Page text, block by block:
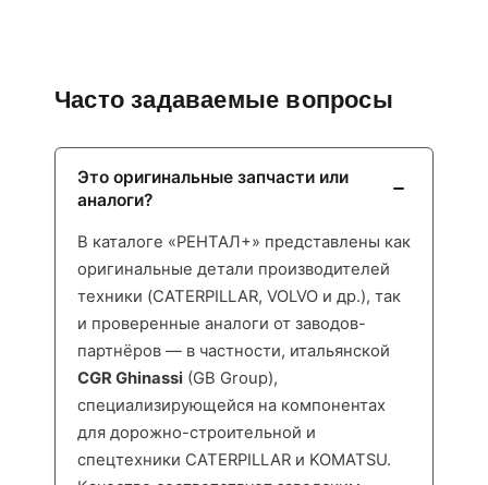
Часто задаваемые вопросы
Это оригинальные запчасти или
аналоги?
В каталоге «РЕНТАЛ+» представлены как
оригинальные детали производителей
техники (CATERPILLAR, VOLVO и др.), так
и проверенные аналоги от заводов-
партнёров — в частности, итальянской
CGR Ghinassi (GB Group),
специализирующейся на компонентах
для дорожно-строительной и
спецтехники CATERPILLAR и KOMATSU.